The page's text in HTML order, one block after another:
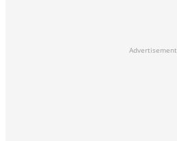
Advertisement